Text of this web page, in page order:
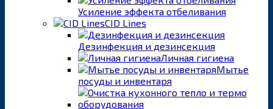
Усиление эффекта отбеливания
CID Lines
Дезинфекция и дезинсекция
Личная гигиена
Мытье
посуды и инвентаря